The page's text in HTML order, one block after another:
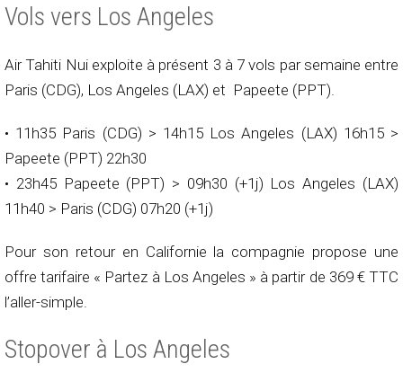
Vols vers Los Angeles
Air Tahiti Nui exploite à présent 3 à 7 vols par semaine entre
Paris (CDG), Los Angeles (LAX) et Papeete (PPT).
• 11h35 Paris (CDG) > 14h15 Los Angeles (LAX) 16h15 >
Papeete (PPT) 22h30
• 23h45 Papeete (PPT) > 09h30 (+1j) Los Angeles (LAX)
11h40 > Paris (CDG) 07h20 (+1j)
Pour son retour en Californie la compagnie propose une
offre tarifaire « Partez à Los Angeles » à partir de 369 € TTC
l’aller-simple.
Stopover à Los Angeles